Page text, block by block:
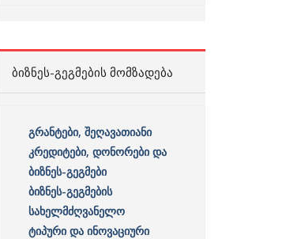
ᲑᲘᲖᲜᲔᲡ-ᲒᲔᲒᲛᲔᲑᲘᲡ ᲛᲝᲛᲖᲐᲓᲔᲑᲐ
გრანტები, შეღავათიანი
კრედიტები, დონორები და
ბიზნეს-გეგმები
ბიზნეს-გეგმების
სახელმძღვანელო
ტიპური და ინოვაციური